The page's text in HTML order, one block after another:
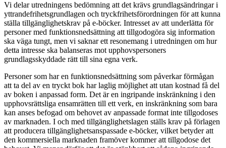
Vi delar utredningens bedömning att det krävs grundlagsändringar i
yttrandefrihetsgrundlagen och tryckfrihetsförordningen för att kunna
ställa tillgänglighetskrav på e-böcker. Intresset av att underlätta för
personer med funktionsnedsättning att tillgodogöra sig information
ska väga tungt, men vi saknar ett resonemang i utredningen om hur
detta intresse ska balanseras mot upphovspersoners
grundlagsskyddade rätt till sina egna verk.
Personer som har en funktionsnedsättning som påverkar förmågan
att ta del av en tryckt bok har laglig möjlighet att utan kostnad få del
av boken i anpassad form. Det är en ingripande inskränkning i den
upphovsrättsliga ensamrätten till ett verk, en inskränkning som bara
kan anses befogad om behovet av anpassade format inte tillgodoses
av marknaden. I och med tillgänglighetslagen ställs krav på förlagen
att producera tillgänglighetsanspassade e-böcker, vilket betyder att
den kommersiella marknaden framöver kommer att tillgodose det